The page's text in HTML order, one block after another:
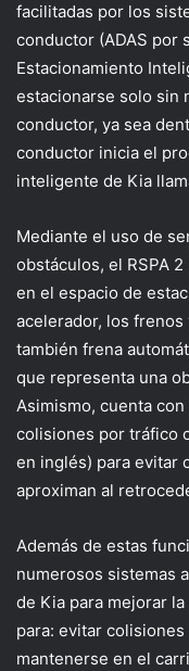
facilitadas por los
conductor (ADAS por
Estacionamiento
estacionarse solo sin
conductor, ya sea
conductor inicia el
inteligente de Kia
Mediante el uso de
obstáculos, el RSPA
en el espacio de
acelerador, los frenos
también frena
que representa una
Asimismo, cuenta
colisiones por tráfico
en inglés) para evitar
aproximan al
Además de estas
numerosos sistemas
de Kia para mejorar
para: evitar
mantenerse en el